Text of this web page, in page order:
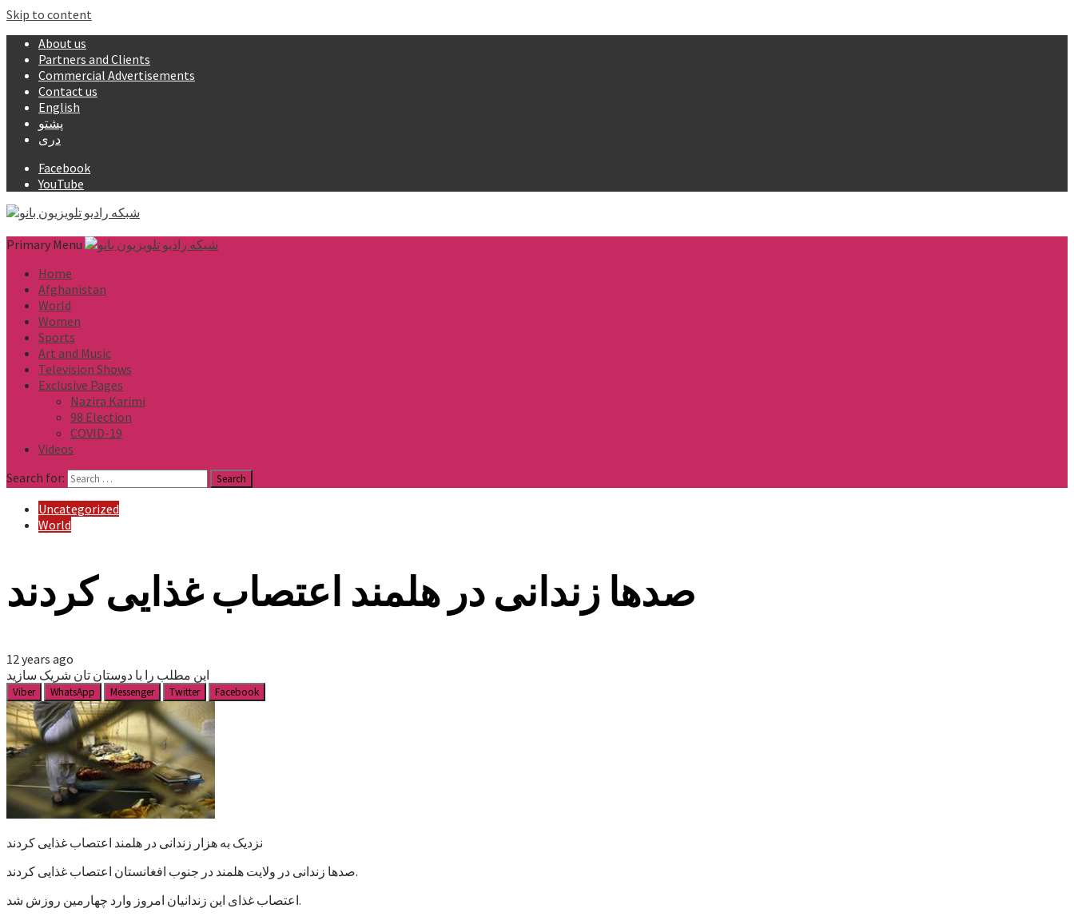
Skip to content
About us
Partners and Clients
Commercial Advertisements
Contact us
English
پشتو
دری
Facebook
YouTube
Primary Menu
Home
Afghanistan
World
Women
Sports
Art and Music
Television Shows
Exclusive Pages
Nazira Karimi
98 Election
COVID-19
Videos
Search for:
Uncategorized
World
صدها زندانی در هلمند اعتصاب غذایی کردند
12 years ago
این مطلب را با دوستان تان شریک سازید
Viber WhatsApp Messenger Twitter Facebook
نزدیک به هزار زندانی در هلمند اعتصاب غذایی کردند
صدها زندانی در ولایت هلمند در جنوب افغانستان اعتصاب غذایی کردند.
اعتصاب غذای این زندانیان امروز وارد چهارمین روزش شد.